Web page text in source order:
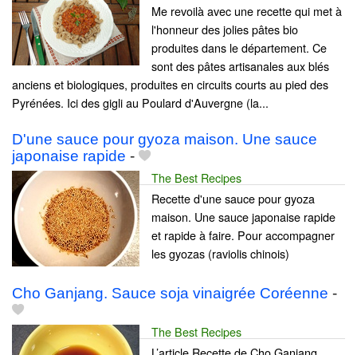
Me revoilà avec une recette qui met à
l'honneur des jolies pâtes bio
produites dans le département. Ce
sont des pâtes artisanales aux blés
anciens et biologiques, produites en circuits courts au pied des
Pyrénées. Ici des gigli au Poulard d'Auvergne (la...
D'une sauce pour gyoza maison. Une sauce
japonaise rapide -
The Best Recipes
Recette d'une sauce pour gyoza
maison. Une sauce japonaise rapide
et rapide à faire. Pour accompagner
les gyozas (raviolis chinois)
Cho Ganjang. Sauce soja vinaigrée Coréenne -
The Best Recipes